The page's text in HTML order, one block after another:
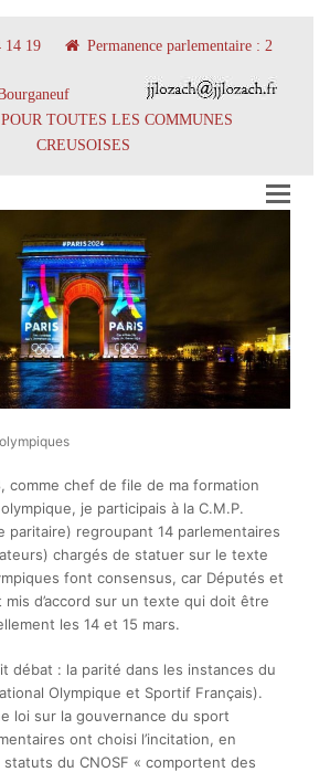
14 19 Permanence parlementaire : 2
TOUTES LES COMMUNES
CREUSOISES
comme chef de file de ma formation
je participais à la C.M.P.
paritaire) regroupant 14 parlementaires
chargés de statuer sur le texte
font consensus, car Députés et
d’accord sur un texte qui doit être
les 14 et 15 mars.
débat : la parité dans les instances du
Olympique et Sportif Français).
loi sur la gouvernance du sport
ont choisi l’incitation, en
du CNOSF « comportent des